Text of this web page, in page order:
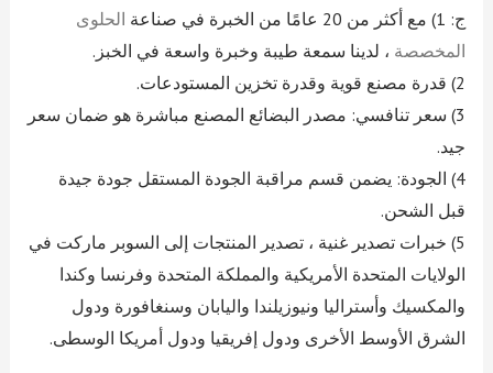
ج: 1) مع أكثر من 20 عامًا من الخبرة في صناعة
الحلوى
المخصصة، لدينا سمعة طيبة وخبرة واسعة في الخبز.
2) قدرة مصنع قوية وقدرة تخزين المستودعات.
3) سعر تنافسي: مصدر البضائع المصنع مباشرة هو ضمان سعر
جيد.
4) الجودة: يضمن قسم مراقبة الجودة المستقل جودة جيدة
قبل الشحن.
5) خبرات تصدير غنية ، تصدير المنتجات إلى السوبر ماركت في
الولايات المتحدة الأمريكية والمملكة المتحدة وفرنسا وكندا
والمكسيك وأستراليا ونيوزيلندا واليابان وسنغافورة ودول
الشرق الأوسط الأخرى ودول إفريقيا ودول أمريكا الوسطى.